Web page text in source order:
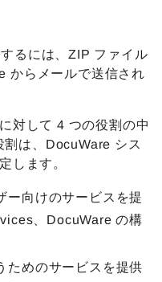
るには、ZIP ファイル
からメールで送信され
対して 4 つの役割の中
割は、DocuWare シス
します。
ー向けのサービスを提
、DocuWare の構
ためのサービスを提供